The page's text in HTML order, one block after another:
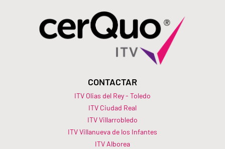
CONTACTAR
ITV Olias del Rey - Toledo
ITV Ciudad Real
ITV Villarrobledo
ITV Villanueva de los Infantes
ITV Alborea